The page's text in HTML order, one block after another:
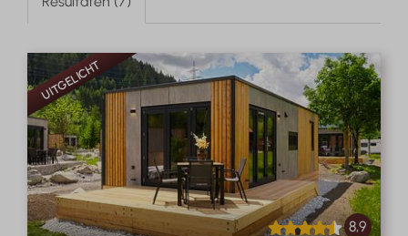
UITGELICHT
8,9